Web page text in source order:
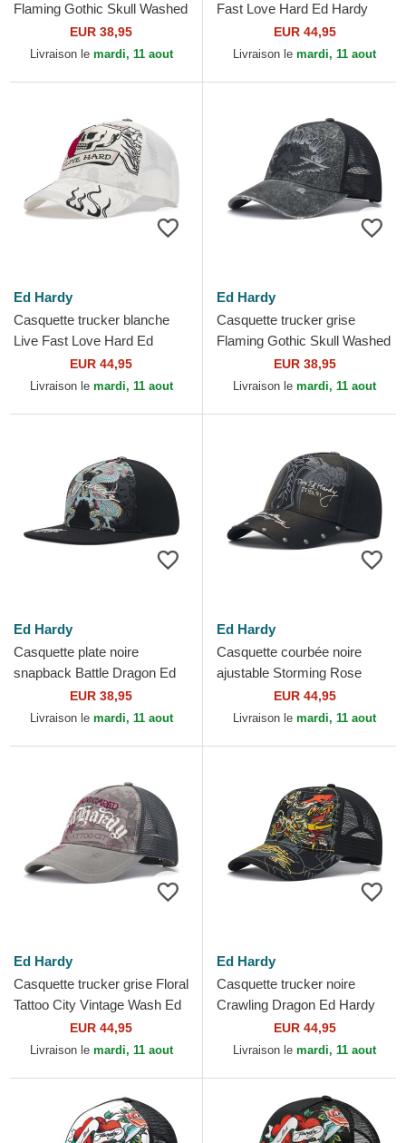
Flaming Gothic Skull Washed
EUR 38,95
Livraison le mardi, 11 aout
Fast Love Hard Ed Hardy
EUR 44,95
Livraison le mardi, 11 aout
Ed Hardy
Casquette trucker blanche
Live Fast Love Hard Ed
EUR 44,95
Livraison le mardi, 11 aout
Ed Hardy
Casquette trucker grise
Flaming Gothic Skull Washed
EUR 38,95
Livraison le mardi, 11 aout
Ed Hardy
Casquette plate noire
snapback Battle Dragon Ed
EUR 38,95
Livraison le mardi, 11 aout
Ed Hardy
Casquette courbée noire
ajustable Storming Rose
Washed Ed Hardy
EUR 44,95
Livraison le mardi, 11 aout
Ed Hardy
Casquette trucker grise Floral
Tattoo City Vintage Wash Ed
EUR 44,95
Livraison le mardi, 11 aout
Ed Hardy
Casquette trucker noire
Crawling Dragon Ed Hardy
EUR 44,95
Livraison le mardi, 11 aout